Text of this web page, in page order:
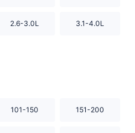
2.6-3.0L 3.1-4.0L
101-150 151-200